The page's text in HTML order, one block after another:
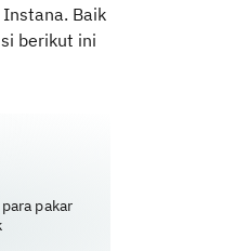
Baik
berikut ini
pakar